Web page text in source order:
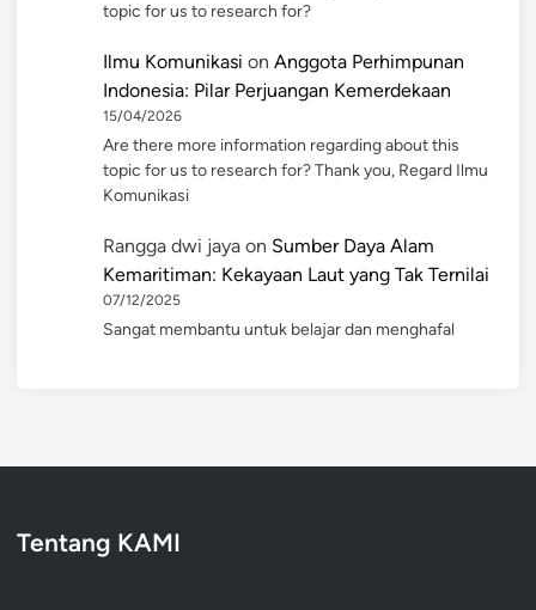
topic for us to research for?
Ilmu Komunikasi on Anggota Perhimpunan
Indonesia: Pilar Perjuangan Kemerdekaan
15/04/2026
Are there more information regarding about this
topic for us to research for? Thank you, Regard Ilmu
Komunikasi
Rangga dwi jaya on Sumber Daya Alam
Kemaritiman: Kekayaan Laut yang Tak Ternilai
07/12/2025
Sangat membantu untuk belajar dan menghafal
Tentang KAMI